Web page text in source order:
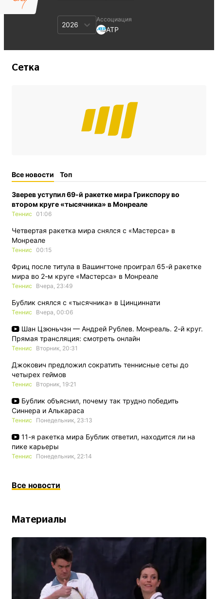
2026
Ассоциация
ATP
Сетка
Все новости Топ
Зверев уступил 69-й ракетке мира Грикспору во
втором круге «тысячника» в Монреале
Теннис 01:06
Четвертая ракетка мира снялся с «Мастерса» в
Монреале
Теннис 00:15
Фриц после титула в Вашингтоне проиграл 65-й ракетке
мира во 2-м круге «Мастерса» в Монреале
Теннис Вчера, 23:49
Бублик снялся с «тысячника» в Цинциннати
Теннис Вчера, 00:06
Шан Цзюньчэн — Андрей Рублев. Монреаль. 2-й круг.
Прямая трансляция: смотреть онлайн
Теннис Вторник, 20:31
Джокович предложил сократить теннисные сеты до
четырех геймов
Теннис Вторник, 19:21
Бублик объяснил, почему так трудно победить
Синнера и Алькараса
Теннис Понедельник, 23:13
11-я ракетка мира Бублик ответил, находится ли на
пике карьеры
Теннис Понедельник, 22:14
Все новости
Материалы